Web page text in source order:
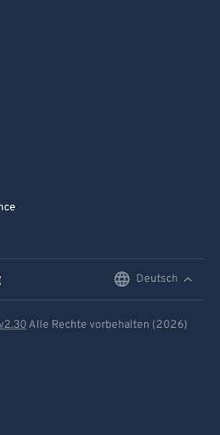
Deutsch
Alle Rechte vorbehalten (2026)